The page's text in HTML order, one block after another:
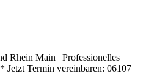
Rhein Main | Professionelles
Termin vereinbaren: 06107